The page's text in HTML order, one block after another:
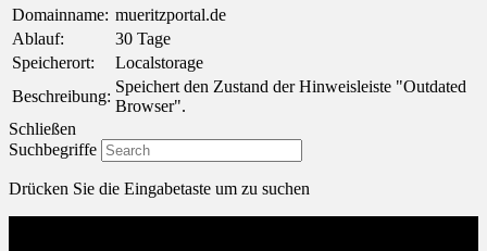
Domainname: mueritzportal.de
Ablauf:
30 Tage
Speicherort:
Localstorage
Beschreibung:
Speichert den Zustand der Hinweisleiste "Outdated
Browser".
Schließen
Suchbegriffe
Drücken Sie die Eingabetaste um zu suchen